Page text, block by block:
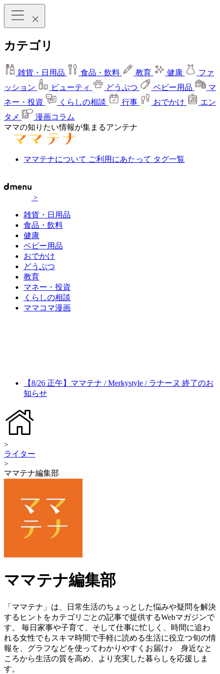
カテゴリ
雑貨・日用品 食品・飲料 教育 健康
ファ
ッション
ビューティ どうぶつ ベビー用品
マ
ネー・投資
くらしの相談 行事 おでかけ
エン
タメ
漫画コラム
ママの知りたい情報が集まるアンテナ
ママテナについて ご利用にあたって タグ一覧
>
雑貨・日用品
食品・飲料
健康
ベビー用品
おでかけ
どうぶつ
教育
マネー・投資
くらしの相談
ママコマ漫画
【8/26 正午】ママテナ / Merkystyle / ラナーヌ 終了のお
知らせ
>
ライター
>
ママテナ編集部
ママテナ編集部
「ママテナ」は、日常生活のちょっとした悩みや疑問を解決
するヒントをカテゴリごとの記事で提供するWebマガジンで
す。 毎日家事や子育て、そして仕事に忙しく、時間に追わ
れる女性でもスキマ時間で手軽に読める生活に役立つ旬の情
報を、グラフなどを使ってわかりやすくお届け♪ 身近なと
ころから生活の質を高め、より充実した暮らしを応援しま
す。